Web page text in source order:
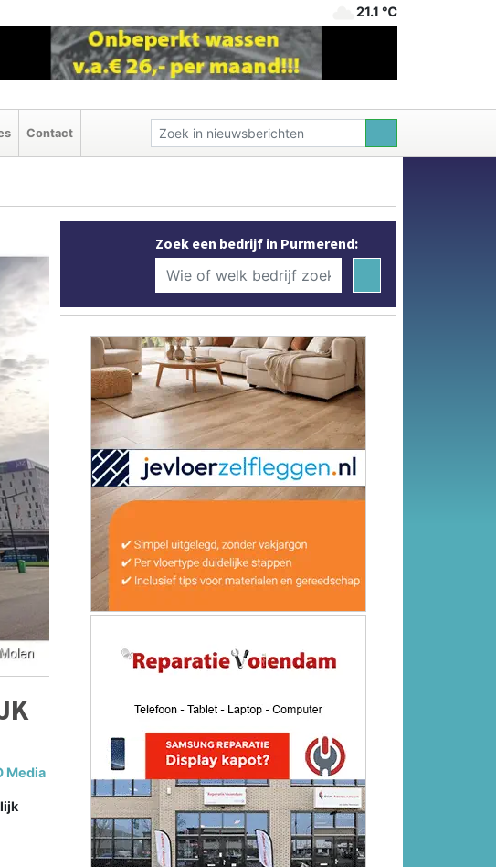
21.1 ℃
Contact
Media
Zoek een bedrijf in Purmerend: